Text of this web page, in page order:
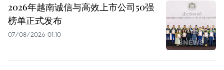
2026年越南诚信与高效上市公司50强
榜单正式发布
07/08/2026 01:10